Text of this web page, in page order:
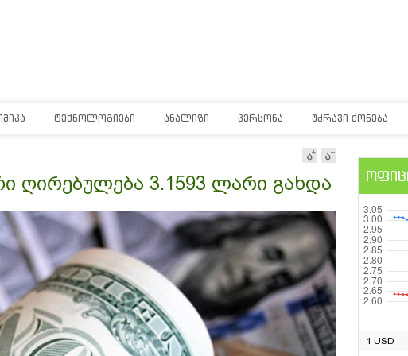
ᲢᲔᲥᲜᲝᲚᲝᲒᲘᲔᲑᲘ ᲐᲜᲐᲚᲘᲖᲘ ᲞᲔᲠᲡᲝᲜᲐ ᲣᲫᲠᲐᲕᲘ ᲥᲝᲜᲔᲑᲐ
ღირებულება 3.1593 ლარი გახდა
1 USD